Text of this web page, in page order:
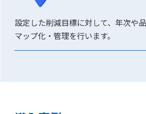
設定した削減目標に対して、年次や
マップ化・管理を行います。